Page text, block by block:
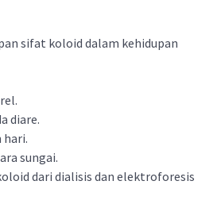
sifat koloid dalam kehidupan
diare.
hari.
sungai.
dari dialisis dan elektroforesis